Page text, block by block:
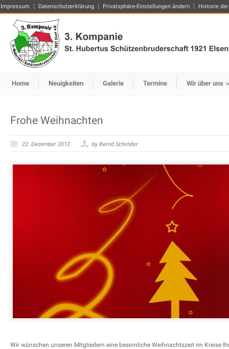
Impressum Datenschutzerklärung Privatsphäre-Einstellungen ändern Historie
Home Neuigkeiten Galerie Termine Wir über uns »
Frohe Weihnachten
22. Dezember 2012 by Bernd Schröder
Wir wünschen unseren Mitgliedern eine besinnliche Weihnachtszeit im Kreise